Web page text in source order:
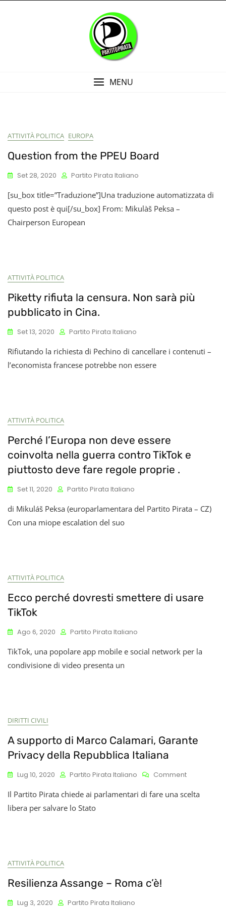
MENU
Blog
ATTIVITÀ POLITICA EUROPA
Question from the PPEU Board
Set 28, 2020 Partito Pirata Italiano
[su_box title=”Traduzione”]Una traduzione automatizzata di
questo post è qui[/su_box] From: Mikulàš Peksa –
Chairperson European
ATTIVITÀ POLITICA
Piketty rifiuta la censura. Non sarà più
pubblicato in Cina.
Set 13, 2020 Partito Pirata Italiano
Rifiutando la richiesta di Pechino di cancellare i contenuti –
l’economista francese potrebbe non essere
ATTIVITÀ POLITICA
Perché l’Europa non deve essere
coinvolta nella guerra contro TikTok e
piuttosto deve fare regole proprie .
Set 11, 2020 Partito Pirata Italiano
di Mikuláš Peksa (europarlamentara del Partito Pirata – CZ)
Con una miope escalation del suo
ATTIVITÀ POLITICA
Ecco perché dovresti smettere di usare
TikTok
Ago 6, 2020 Partito Pirata Italiano
TikTok, una popolare app mobile e social network per la
condivisione di video presenta un
DIRITTI CIVILI
A supporto di Marco Calamari, Garante
Privacy della Repubblica Italiana
Lug 10, 2020 Partito Pirata Italiano CommentOn
Supporto
Il Partito Pirata chiede ai parlamentari di fare una scelta
libera per salvare lo Stato
ATTIVITÀ POLITICA
Resilienza Assange – Roma c’è!
Lug 3, 2020 Partito Pirata Italiano